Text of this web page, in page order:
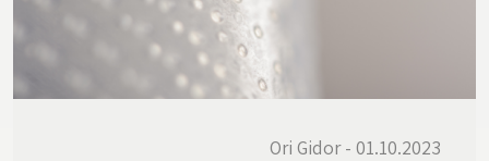
01.10.2023 - Ori Gidor